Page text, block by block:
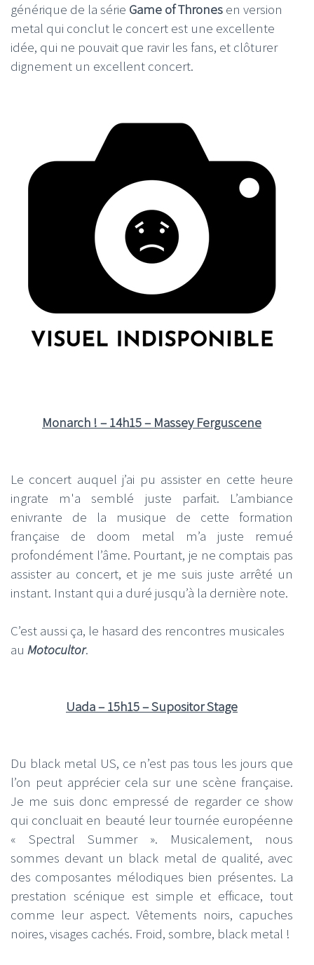
générique de la série Game of Thrones en version
metal qui conclut le concert est une excellente
idée, qui ne pouvait que ravir les fans, et clôturer
dignement un excellent concert.
Monarch ! – 14h15 – Massey Ferguscene
Le concert auquel j’ai pu assister en cette heure
ingrate m'a semblé juste parfait. L’ambiance
enivrante de la musique de cette formation
française de doom metal m’a juste remué
profondément l’âme. Pourtant, je ne comptais pas
assister au concert, et je me suis juste arrêté un
instant. Instant qui a duré jusqu’à la dernière note.
C’est aussi ça, le hasard des rencontres musicales
au Motocultor.
Uada – 15h15 – Supositor Stage
Du black metal US, ce n’est pas tous les jours que
l’on peut apprécier cela sur une scène française.
Je me suis donc empressé de regarder ce show
qui concluait en beauté leur tournée européenne
« Spectral Summer ». Musicalement, nous
sommes devant un black metal de qualité, avec
des composantes mélodiques bien présentes. La
prestation scénique est simple et efficace, tout
comme leur aspect. Vêtements noirs, capuches
noires, visages cachés. Froid, sombre, black metal !